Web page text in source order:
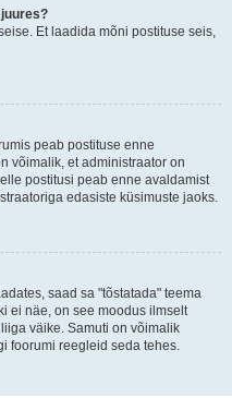
Et laadida mõni postituse seis,
peab postituse enne
võimalik, et administraator on
postitusi peab enne avaldamist
edasiste küsimuste jaoks.
saad sa "tõstatada" teema
ei näe, on see moodus ilmselt
väike. Samuti on võimalik
foorumi reegleid seda tehes.